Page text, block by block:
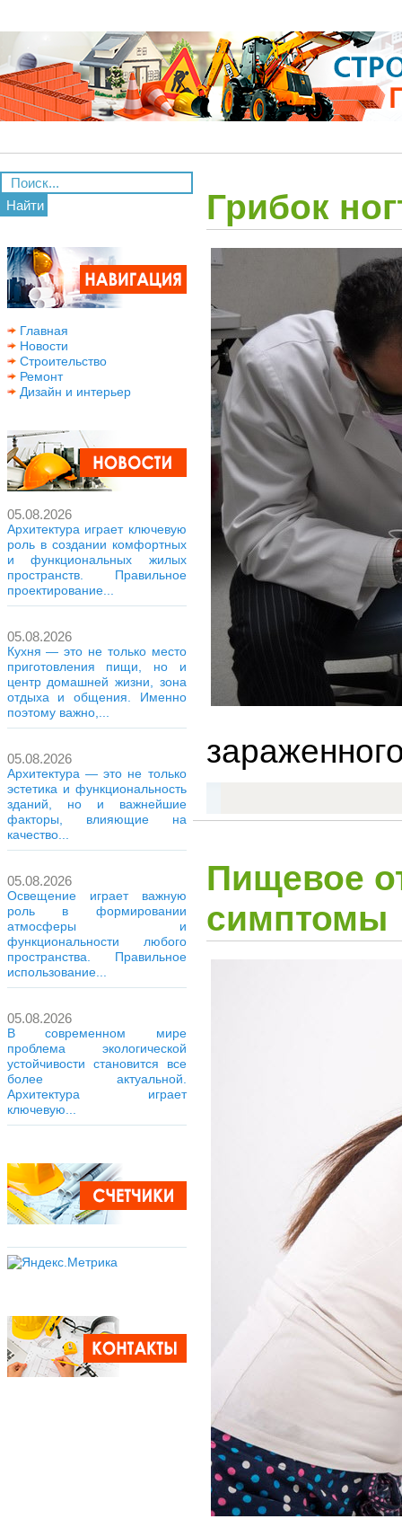
Найти
Главная
Новости
Строительство
Ремонт
Дизайн и интерьер
05.08.2026
Архитектура играет ключевую
роль в создании комфортных
и функциональных жилых
пространств. Правильное
проектирование...
05.08.2026
Кухня — это не только место
приготовления пищи, но и
центр домашней жизни, зона
отдыха и общения. Именно
поэтому важно,...
05.08.2026
Архитектура — это не только
эстетика и функциональность
зданий, но и важнейшие
факторы, влияющие на
качество...
05.08.2026
Освещение играет важную
роль в формировании
атмосферы и
функциональности любого
пространства. Правильное
использование...
05.08.2026
В современном мире
проблема экологической
устойчивости становится все
более актуальной.
Архитектура играет
ключевую...
Грибок
Пищевое
симптомы